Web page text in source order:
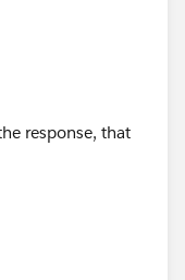
response, that